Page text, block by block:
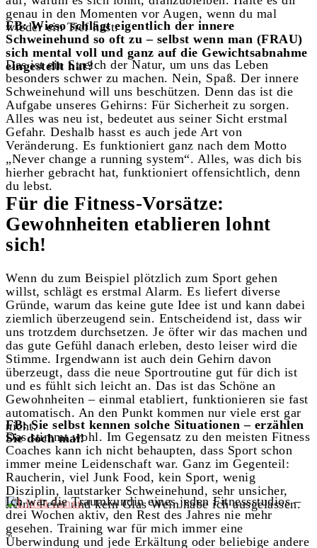
genau in den Momenten vor Augen, wenn du mal
wieder ein Tief hast.
FB: Wieso schlägt eigentlich der innere
Schweinehund so oft zu – selbst wenn man (FRAU)
sich mental voll und ganz auf die Gewichtsabnahme
eingestellt hat?
Das ist ein Streich der Natur, um uns das Leben
besonders schwer zu machen. Nein, Spaß. Der innere
Schweinehund will uns beschützen. Denn das ist die
Aufgabe unseres Gehirns: Für Sicherheit zu sorgen.
Alles was neu ist, bedeutet aus seiner Sicht erstmal
Gefahr. Deshalb hasst es auch jede Art von
Veränderung. Es funktioniert ganz nach dem Motto
„Never change a running system“. Alles, was dich bis
hierher gebracht hat, funktioniert offensichtlich, denn
du lebst.
Für die Fitness-Vorsätze:
Gewohnheiten etablieren lohnt
sich!
Wenn du zum Beispiel plötzlich zum Sport gehen
willst, schlägt es erstmal Alarm. Es liefert diverse
Gründe, warum das keine gute Idee ist und kann dabei
ziemlich überzeugend sein. Entscheidend ist, dass wir
uns trotzdem durchsetzen. Je öfter wir das machen und
das gute Gefühl danach erleben, desto leiser wird die
Stimme. Irgendwann ist auch dein Gehirn davon
überzeugt, dass die neue Sportroutine gut für dich ist
und es fühlt sich leicht an. Das ist das Schöne an
Gewohnheiten – einmal etabliert, funktionieren sie fast
automatisch. An den Punkt kommen nur viele erst gar
nicht.
FB: Sie selbst kennen solche Situationen – erzählen
Sie doch mal!
Das stimmt wohl. Im Gegensatz zu den meisten Fitness
Coaches kann ich nicht behaupten, dass Sport schon
immer meine Leidenschaft war. Ganz im Gegenteil:
Raucherin, viel Junk Food, kein Sport, wenig
Disziplin, lautstarker Schweinehund, sehr unsicher,
keine Feier und kein Glas Wein habe ich ausgelassen.
Ich war die Traumkundin eines jeden Fitnessstudios –
drei Wochen aktiv, den Rest des Jahres nie mehr
gesehen. Training war für mich immer eine
Überwindung und jede Erkältung oder beliebige andere